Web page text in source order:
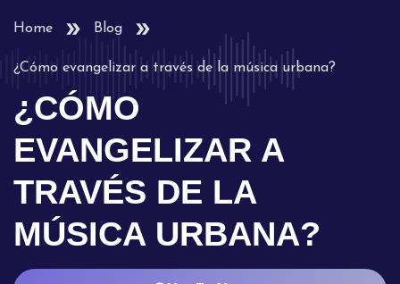
Home Blog
¿Cómo evangelizar a través de la música urbana?
¿CÓMO
EVANGELIZAR A
TRAVÉS DE LA
MÚSICA URBANA?